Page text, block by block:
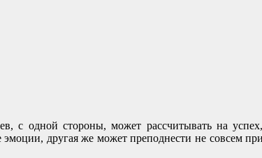
с одной стороны, может рассчитывать на
другая же может преподнести не совсем